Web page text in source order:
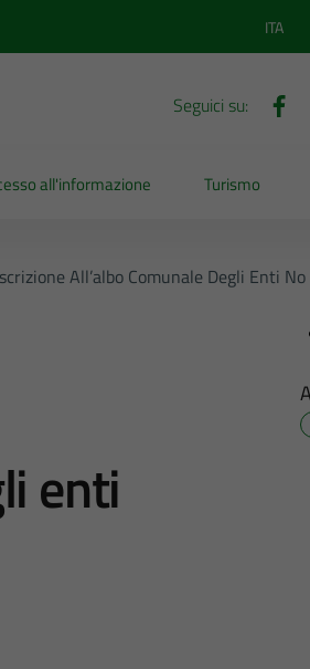
ITA
Seguici su:
all'informazione Turismo
All’albo Comunale Degli Enti
enti